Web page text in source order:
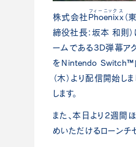
株式会社 Phoenixx
フィーニックス
（
締役社長：坂本 和則
ームである3D弾幕ア
をNintendo Switch™
（木）より配信開始し
します。
また、本日より2週間
めいただけるローンチ